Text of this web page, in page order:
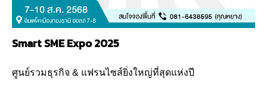
Smart SME Expo 2025
ศูนย์รวมธุรกิจ & แฟรนไซส์ยิ่งใหญ่ที่สุดแห่งปี